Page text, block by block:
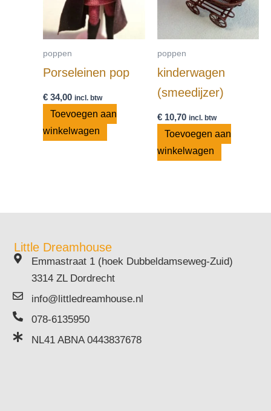
poppen
Porseleinen pop
€ 34,00 incl. btw
Toevoegen aan
winkelwagen
poppen
kinderwagen
(smeedijzer)
€10,70 incl. btw
Toevoegen aan
winkelwagen
Little Dreamhouse
Emmastraat 1 (hoek Dubbeldamseweg-Zuid)
3314 ZL Dordrecht
info@littledreamhouse.nl
078-6135950
NL41 ABNA 0443837678